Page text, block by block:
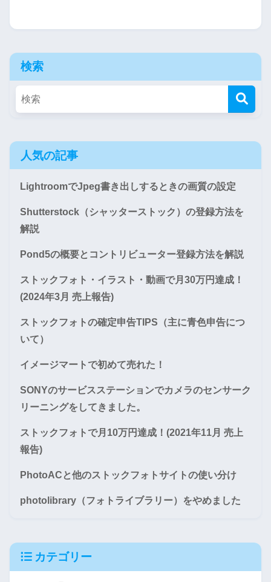
検索
人気の記事
LightroomでJpeg書き出しするときの画質の設定
Shutterstock（シャッターストック）の登録方法を
解説
Pond5の概要とコントリビューター登録方法を解説
ストックフォト・イラスト・動画で月30万円達成！
(2024年3月 売上報告)
ストックフォトの確定申告TIPS（主に青色申告につ
いて）
イメージマートで初めて売れた！
SONYのサービスステーションでカメラのセンサーク
リーニングをしてきました。
ストックフォトで月10万円達成！(2021年11月 売上
報告)
PhotoACと他のストックフォトサイトの使い分け
photolibrary（フォトライブラリー）をやめました
カテゴリー